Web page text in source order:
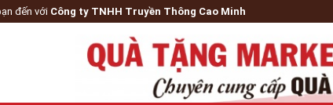
đến với Công ty TNHH Truyền Thông Cao Minh